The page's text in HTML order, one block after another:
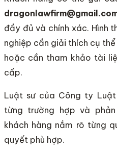
đầy đủ và chính xác. Hình
nghiệp cần giải thích cụ
hoặc cần tham khảo tài
cấp.
Luật sư của Công ty
từng trường hợp và
khách hàng nắm rõ từng
quyết phù hợp.